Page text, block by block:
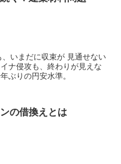
いまだに収束が 見通せない
ナ侵攻も、終わりが見えな
ぶりの円安水準。
の借換えとは